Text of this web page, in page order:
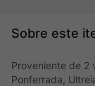
Proveniente de 2
Ponferrada,